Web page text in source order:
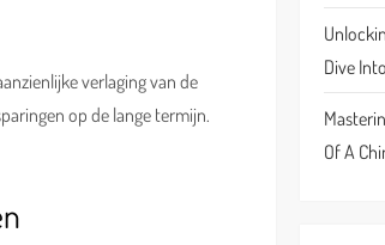
verlaging van de
op de lange termijn.
Dive
Of A